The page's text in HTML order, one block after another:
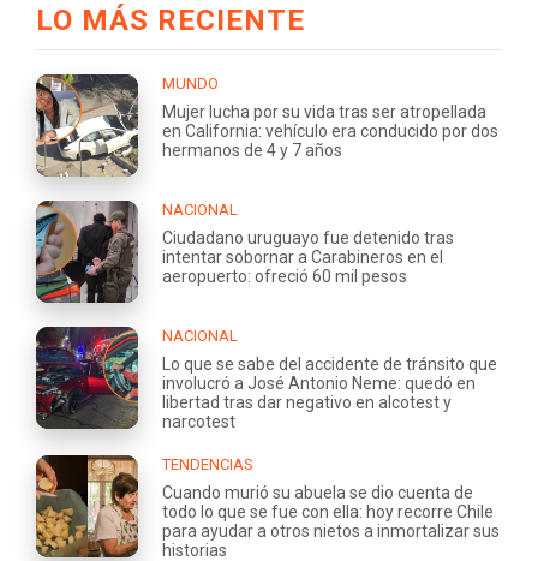
LO MÁS RECIENTE
MUNDO
Mujer lucha por su vida tras ser atropellada
en California: vehículo era conducido por dos
hermanos de 4 y 7 años
NACIONAL
Ciudadano uruguayo fue detenido tras
intentar sobornar a Carabineros en el
aeropuerto: ofreció 60 mil pesos
NACIONAL
Lo que se sabe del accidente de tránsito que
involucró a José Antonio Neme: quedó en
libertad tras dar negativo en alcotest y
narcotest
TENDENCIAS
Cuando murió su abuela se dio cuenta de
todo lo que se fue con ella: hoy recorre Chile
para ayudar a otros nietos a inmortalizar sus
historias